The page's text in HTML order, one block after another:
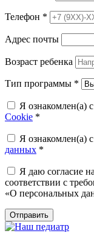
Телефон *
Адрес почты
Возраст ребенка
Тип программы *
Я ознакомлен(а) с
Cookie *
Я ознакомлен(а) с
данных *
Я даю согласие
соответствии с
«О персональных
Отправить